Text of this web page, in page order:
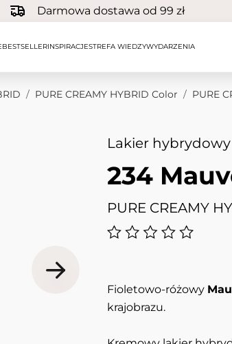
Darmowa dostawa od 99 zł
BESTSELLERINSPIRACJESTREFA WIEDZYWYDARZENIA
/ PURE CREAMY HYBRID Color / PURE
Lakier hybrydowy
234
PURE CREAMY
Fioletowo-różowy
krajobrazu.